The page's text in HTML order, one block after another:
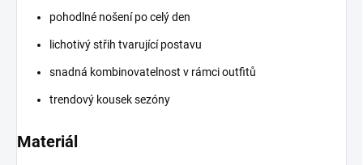
pohodlné nošení po celý den
lichotivý střih tvarující postavu
snadná kombinovatelnost v rámci outfitů
trendový kousek sezóny
Materiál